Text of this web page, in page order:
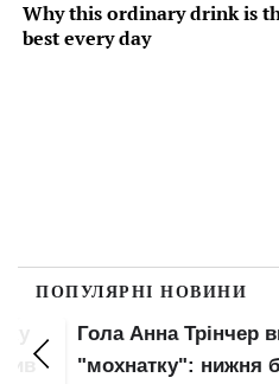
ПОПУЛЯРНІ НОВИНИ
Гола Анна Трінчер
"мохнатку": нижня